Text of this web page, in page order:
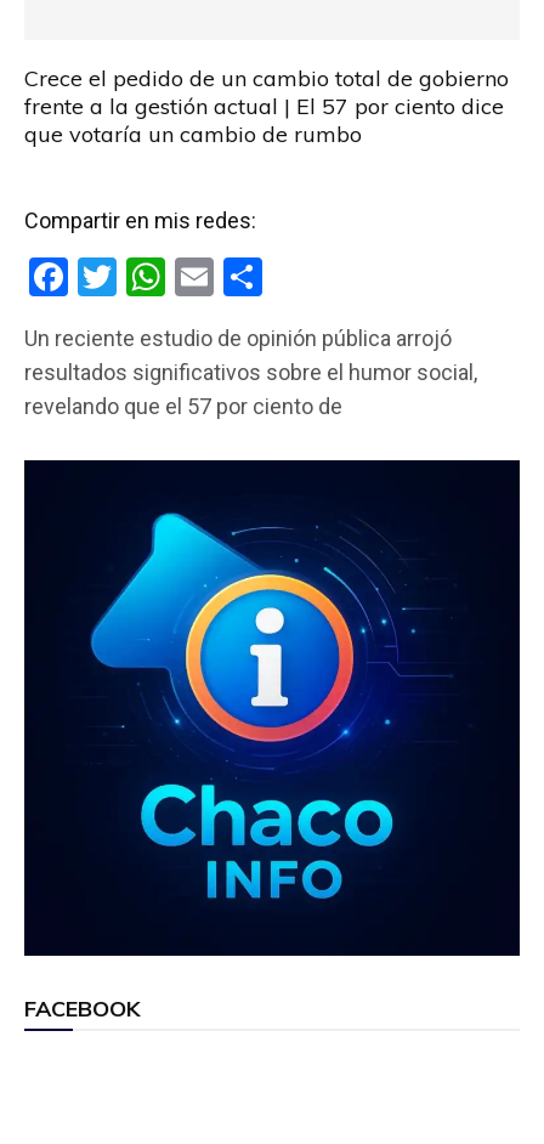
Crece el pedido de un cambio total de gobierno
frente a la gestión actual | El 57 por ciento dice
que votaría un cambio de rumbo
Compartir en mis redes:
F
ce
b
o
T
tt
er
W
at
s
p
p
E
ail m
p
tir
Un reciente estudio de opinión pública arrojó
resultados significativos sobre el humor social,
revelando que el 57 por ciento de
FACEBOOK